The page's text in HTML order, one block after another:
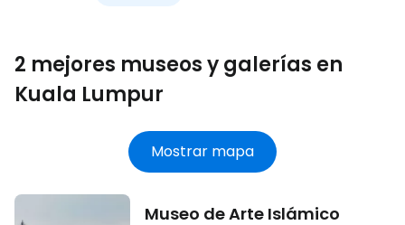
2 mejores museos y galerías en
Kuala Lumpur
Mostrar mapa
Museo de Arte Islámico